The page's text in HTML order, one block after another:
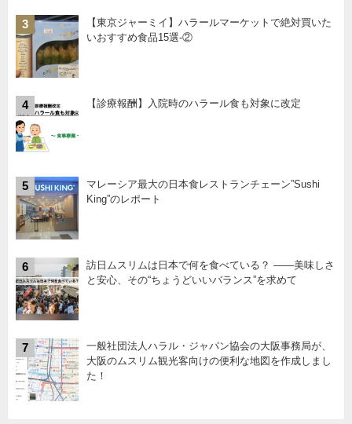
3
【東京ジャーミイ】ハラールマーケットで絶対買いた
いおすすめ食品15選-②
4 【診療報酬】入院時のハラール食も対象に改定
5
マレーシア最大の日本食レストランチェーン”Sushi
King”のレポート
6
訪日ムスリムは日本で何を食べている？ ――美味しさ
と安心、その“ちょうどいいバランス”を求めて
7
一般社団法人ハラル・ジャパン協会の大阪事務局が、
大阪のムスリム観光客向けの便利な地図を作成しまし
た！